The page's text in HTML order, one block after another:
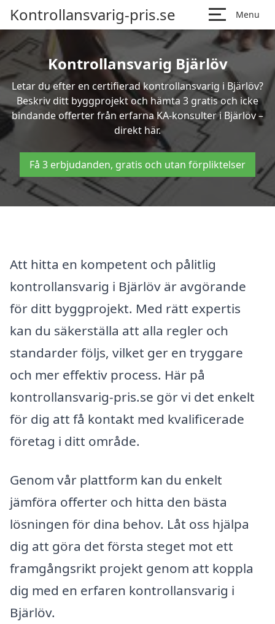
Kontrollansvarig-pris.se Menu
Kontrollansvarig Bjärlöv
Letar du efter en certifierad kontrollansvarig i Bjärlöv?
Beskriv ditt byggprojekt och hämta 3 gratis och icke
bindande offerter från erfarna KA-konsulter i Bjärlöv –
direkt här.
Få 3 erbjudanden, gratis och utan förpliktelser
Att hitta en kompetent och pålitlig
kontrollansvarig i Bjärlöv är avgörande
för ditt byggprojekt. Med rätt expertis
kan du säkerställa att alla regler och
standarder följs, vilket ger en tryggare
och mer effektiv process. Här på
kontrollansvarig-pris.se gör vi det enkelt
för dig att få kontakt med kvalificerade
företag i ditt område.
Genom vår plattform kan du enkelt
jämföra offerter och hitta den bästa
lösningen för dina behov. Låt oss hjälpa
dig att göra det första steget mot ett
framgångsrikt projekt genom att koppla
dig med en erfaren kontrollansvarig i
Bjärlöv.